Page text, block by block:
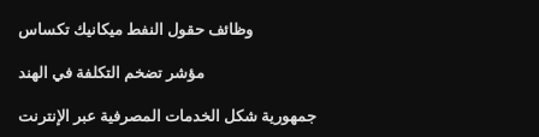
وظائف حقول النفط ميكانيك تكساس
مؤشر تضخم التكلفة في الهند
جمهورية شكل الخدمات المصرفية عبر الإنترنت